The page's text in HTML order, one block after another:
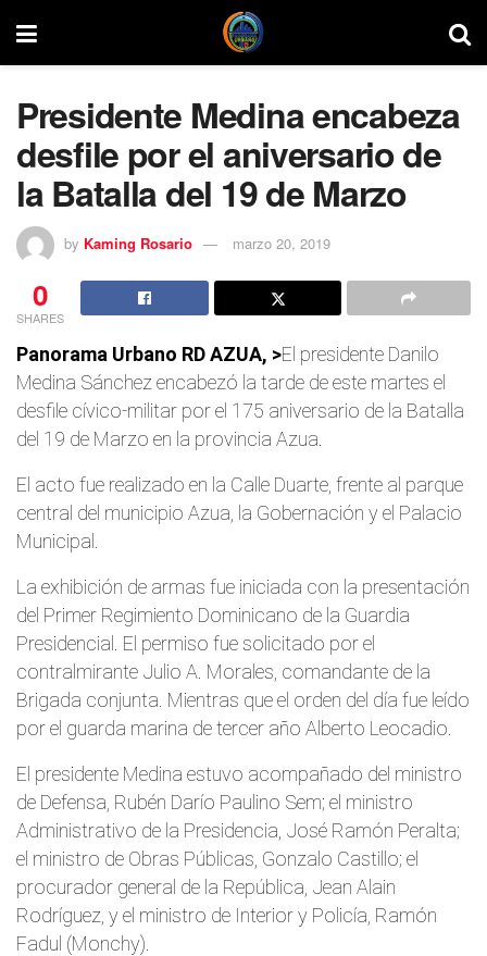
Presidente Medina encabeza
desfile por el aniversario de
la Batalla del 19 de Marzo
by Kaming Rosario marzo 20, 2019
0
SHARES
Panorama Urbano RD AZUA, >El presidente Danilo
Medina Sánchez encabezó la tarde de este martes el
desfile cívico-militar por el 175 aniversario de la Batalla
del 19 de Marzo en la provincia Azua.
El acto fue realizado en la Calle Duarte, frente al parque
central del municipio Azua, la Gobernación y el Palacio
Municipal.
La exhibición de armas fue iniciada con la presentación
del Primer Regimiento Dominicano de la Guardia
Presidencial. El permiso fue solicitado por el
contralmirante Julio A. Morales, comandante de la
Brigada conjunta. Mientras que el orden del día fue leído
por el guarda marina de tercer año Alberto Leocadio.
El presidente Medina estuvo acompañado del ministro
de Defensa, Rubén Darío Paulino Sem; el ministro
Administrativo de la Presidencia, José Ramón Peralta;
el ministro de Obras Públicas, Gonzalo Castillo; el
procurador general de la República, Jean Alain
Rodríguez, y el ministro de Interior y Policía, Ramón
Fadul (Monchy).